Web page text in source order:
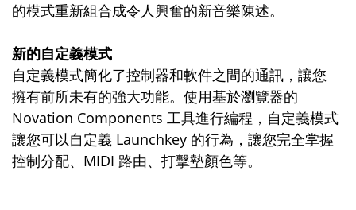
的模式重新組合成令人興奮的新音樂陳述。
新的自定義模式
自定義模式簡化了控制器和軟件之間的通訊，讓您
擁有前所未有的強大功能。使用基於瀏覽器的
Novation Components 工具進行編程，自定義模式
讓您可以自定義 Launchkey 的行為，讓您完全掌握
控制分配、MIDI 路由、打擊墊顏色等。